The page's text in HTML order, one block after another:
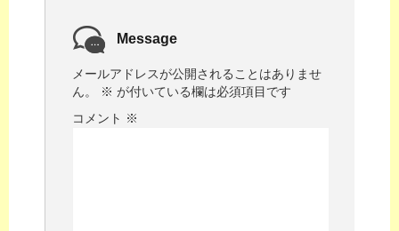
Message
メールアドレスが公開されることはありませ
ん。
※ が付いている欄は必須項目です
コメント ※